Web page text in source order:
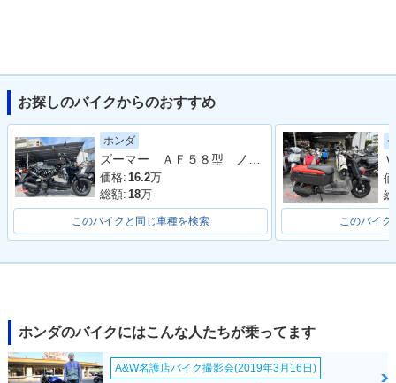
お探しのバイクからのおすすめ
ホンダ
価格: 16.2万
総額: 18万
このバイクと同じ車種を検索 このバイク
ホンダのバイクにはこんな人たちが乗ってます
A&W名護店バイク撮影会(2019年3月16日)